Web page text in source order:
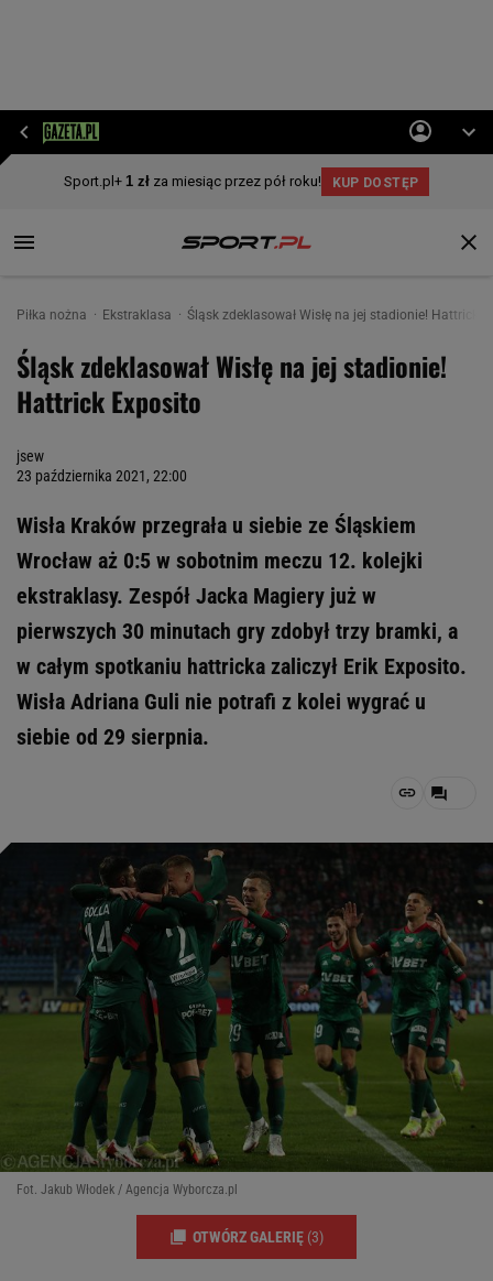
Piłka nożna Ekstraklasa Śląsk zdeklasował Wisłę na jej stadionie! Hattrick
Śląsk zdeklasował Wisłę na jej stadionie!
Hattrick Exposito
jsew
23 października 2021, 22:00
Wisła Kraków przegrała u siebie ze Śląskiem
Wrocław aż 0:5 w sobotnim meczu 12. kolejki
ekstraklasy. Zespół Jacka Magiery już w
pierwszych 30 minutach gry zdobył trzy bramki, a
w całym spotkaniu hattricka zaliczył Erik Exposito.
Wisła Adriana Guli nie potrafi z kolei wygrać u
siebie od 29 sierpnia.
Fot. Jakub Włodek / Agencja Wyborcza.pl
OTWÓRZ GALERIĘ (3)